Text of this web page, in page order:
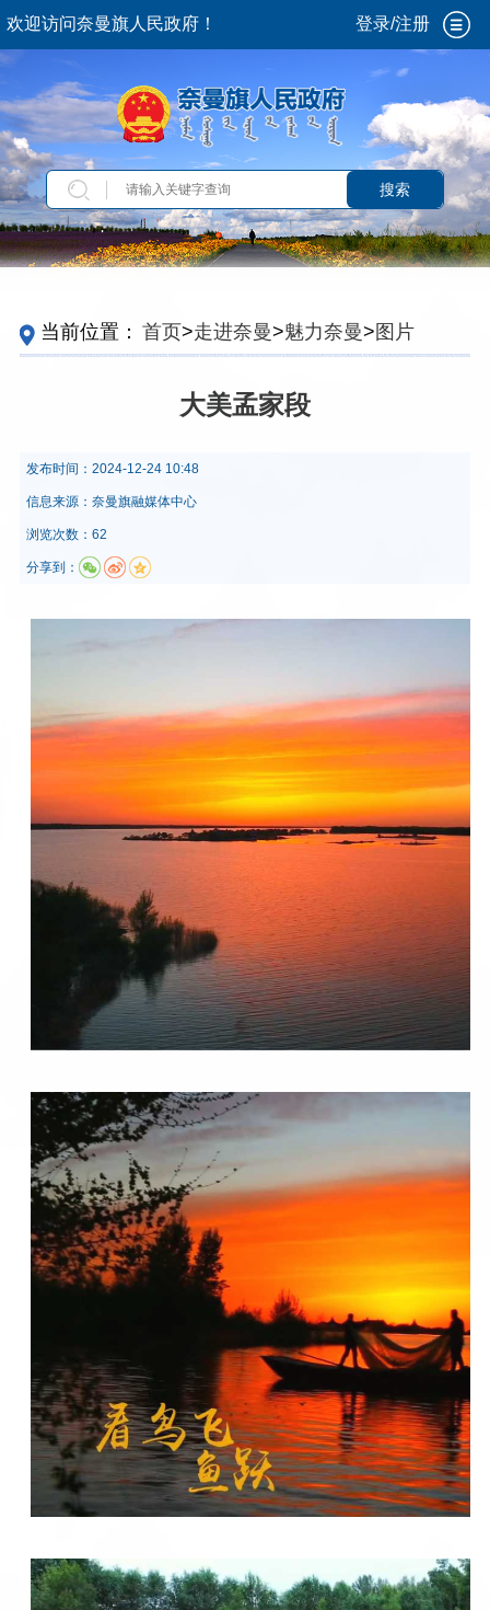
欢迎访问奈曼旗人民政府！ 登录/注册
搜索
当前位置： 首页>走进奈曼>魅力奈曼>图片奈
曼
大美孟家段
发布时间： 2024-12-24 10:48
信息来源： 奈曼旗融媒体中心
浏览次数：62
分享到：